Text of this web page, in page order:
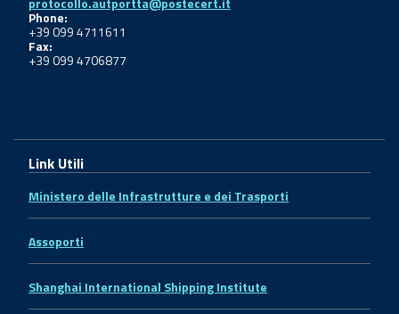
Phone:
+39 099 4711611
Fax:
+39 099 4706877
Link Utili
Ministero delle Infrastrutture e dei Trasporti
Assoporti
Shanghai International Shipping Institute